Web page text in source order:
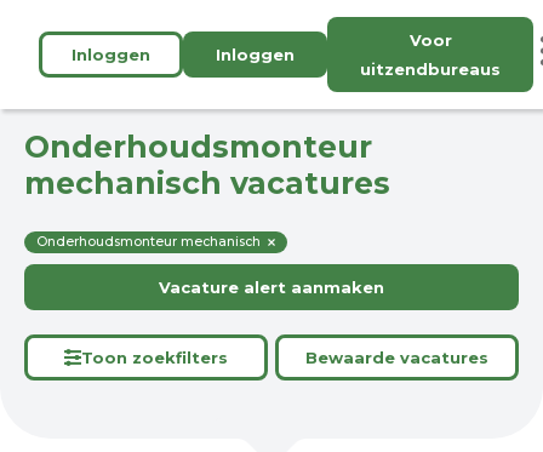
Inloggen Inloggen
Voor
uitzendbureaus
Onderhoudsmonteur
mechanisch vacatures
Onderhoudsmonteur mechanisch
Vacature alert aanmaken
Toon zoekfilters Bewaarde vacatures